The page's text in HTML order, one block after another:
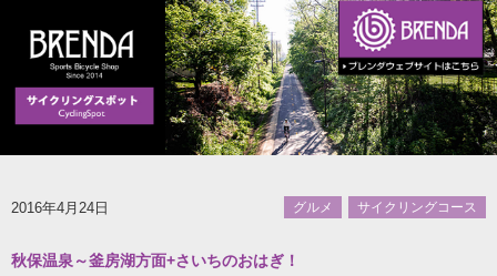
2016年4月24日 グルメ サイクリングコース
秋保温泉～釜房湖方面+さいちのおはぎ！